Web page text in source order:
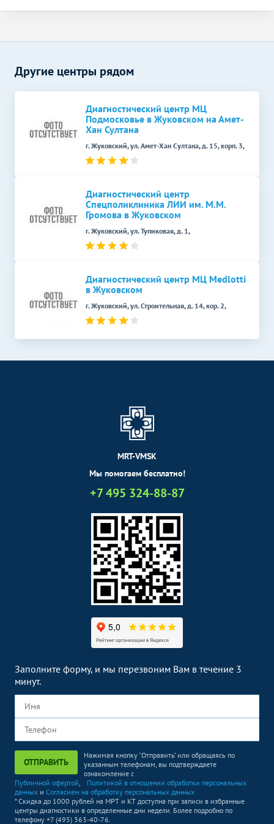
конечностей (дуплексное)
1400р. -
УЗДГ органов Без контраста
УЗДГ маточно-
плацентарного кровотока
Функциональная
диагностика Без контраста
Электрокардиография
(ЭКГ)
Эндоскопические методы
исследования Без контраста С контрастом
Кольпоскопия 3000р.
Другие центры рядом
Диагностический центр МЦ
Подмосковье в Жуковском на Амет-
Хан Султана
г. Жуковский, ул. Амет-Хан Султана, д. 15, корп. 3,
Диагностический центр
Спецполиклиника ЛИИ им. М.М.
Громова в Жуковском
г. Жуковский, ул. Тупиковая, д. 1,
Диагностический центр МЦ Мedlotti
в Жуковском
г. Жуковский, ул. Строительная, д. 14, кор. 2,
MRT-VMSK
Мы помогаем бесплатно!
+7 495 324-88-87
Заполните форму, и мы перезвоним Вам в течение 3
минут.
ОТПРАВИТЬ
Нажимая кнопку "Отправить" или обращаясь по
указанным телефонам, вы подтверждаете
ознакомление с
Публичной офертой,
Политикой в отношении обработки персональных
данных и Согласием на обработку персональных данных
* Скидка до 1000 рублей на МРТ и КТ доступна при записи в избранные
центры диагностики в определенные дни недели. Более подробно по
телефону +7 (495) 363-40-76.